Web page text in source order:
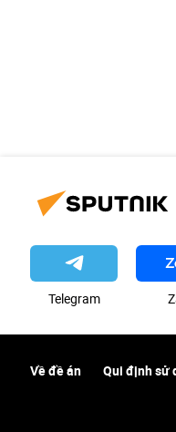
Telegram
Về đề án Qui định sử